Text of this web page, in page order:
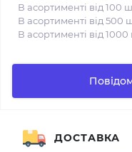
В асортименті від 100
В асортименті від 500
В асортименті від 1000
ДОСТАВКА